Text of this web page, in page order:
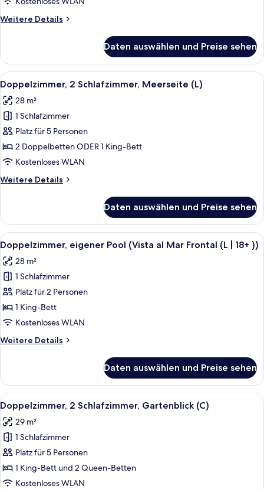
anzeigen
Weitere Details
Weitere
2 Schlafzimmer,
eingeschränkter
Meerblick
Daten auswählen und Preise sehen
Alle
Fotos
für
Doppelzimmer,
2 Schlafzimmer,
Meerseite
(L)
Ein Hotelzimmer mit einem großen
7
Doppelzimmer, 2 Schlafzimmer, Meerseite (L)
28 m²
1 Schlafzimmer
Platz für 5 Personen
2 Doppelbetten ODER 1 King-Bett
Kostenloses WLAN
Weitere Details
Weitere
2 Schlafzimmer,
Meerseite
(L)
Daten auswählen und Preise sehen
Alle
Fotos
für
Doppelzimmer,
eigener
Pool
(Vista
Mar
18+
))
anzeigen
Ein Hotelzimmer mit einem großen
5
Doppelzimmer, eigener Pool (Vista al Mar Frontal (L | 18+ ))
28 m²
1 Schlafzimmer
Platz für 2 Personen
1 King-Bett
Kostenloses WLAN
Weitere Details
Weitere
eigener
Pool
(Vista
Mar
Frontal
(L
18+
))
Daten auswählen und Preise sehen
Alle
Fotos
für
Doppelzimmer,
2 Schlafzimmer,
Gartenblick
(C)
Ein Hotelzimmer mit zwei Betten,
6
Doppelzimmer, 2 Schlafzimmer, Gartenblick (C)
29 m²
1 Schlafzimmer
Platz für 5 Personen
1 King-Bett und 2 Queen-Betten
Kostenloses WLAN